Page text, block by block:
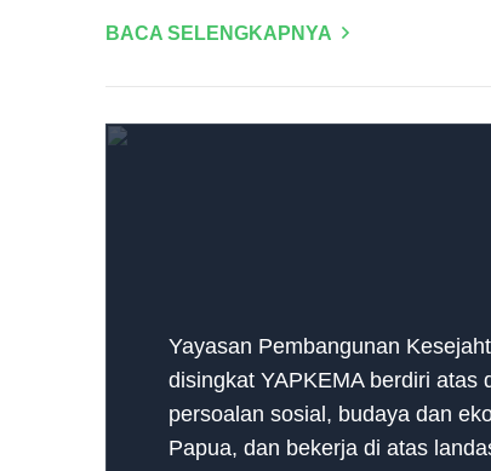
BACA SELENGKAPNYA
Yayasan Pembangunan
disingkat YAPKEMA berdiri atas
persoalan sosial, budaya dan
Papua, dan bekerja di atas